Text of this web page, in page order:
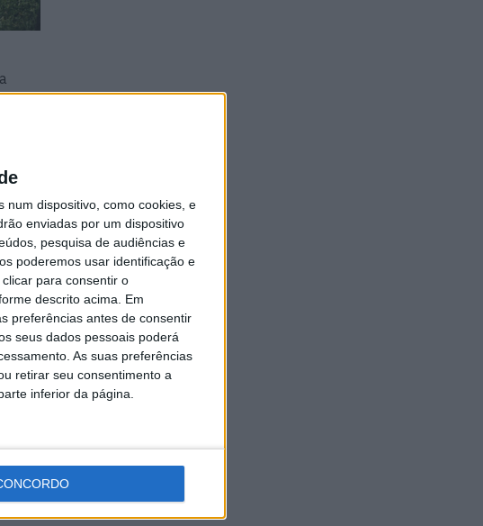
num dispositivo, como cookies, e
enviadas por um dispositivo
pesquisa de audiências e
poderemos usar identificação e
para consentir o
descrito acima. Em
preferências antes de consentir
seus dados pessoais poderá
As suas preferências
retirar seu consentimento a
inferior da página.
os